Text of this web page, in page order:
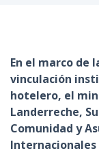
En el marco de
vinculación
hotelero, el
Landerreche,
Comunidad y
Internacionales